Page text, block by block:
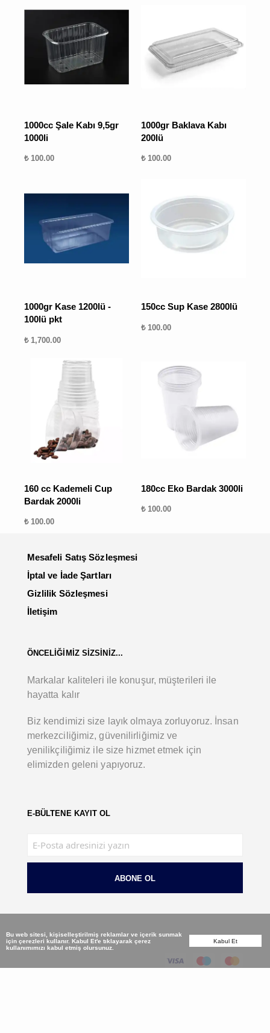
Bu web sitesi, kişiselleştirilmiş reklamlar ve içerik sunmak
için çerezleri kullanır. Kabul Et'e tıklayarak çerez
kullanımımızı kabul etmiş olursunuz.
Kabul Et
1000cc Şale Kabı 9,5gr
1000li
₺ 100.00
1000gr Baklava Kabı
200lü
₺ 100.00
1000gr Kase 1200lü -
100lü pkt
₺ 1,700.00
150cc Sup Kase 2800lü
₺ 100.00
160 cc Kademeli Cup
Bardak 2000li
₺ 100.00
180cc Eko Bardak 3000li
₺ 100.00
Mesafeli Satış Sözleşmesi
İptal ve İade Şartları
Gizlilik Sözleşmesi
İletişim
ÖNCELİĞİMİZ SİZSİNİZ...
Markalar kaliteleri ile konuşur, müşterileri ile
hayatta kalır
Biz kendimizi size layık olmaya zorluyoruz. İnsan
merkezciliğimiz, güvenilirliğimiz ve
yenilikçiliğimiz ile size hizmet etmek için
elimizden geleni yapıyoruz.
E-BÜLTENE KAYIT OL
ABONE OL